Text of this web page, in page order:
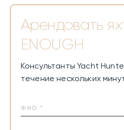
Арендовать
ENOUGH
Консультанты Yacht
течение нескольких